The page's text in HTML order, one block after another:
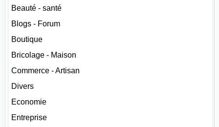
Beauté - santé
Blogs - Forum
Boutique
Bricolage - Maison
Commerce - Artisan
Divers
Economie
Entreprise